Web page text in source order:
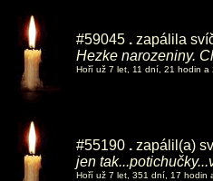
#59045 . zapálila
Hezke narozeniny.
Hoří už 7 let, 11 dní, 21 hodin a
#55190 . zapálil(a)
jen
Hoří už 7 let, 351 dní, 17 hodin